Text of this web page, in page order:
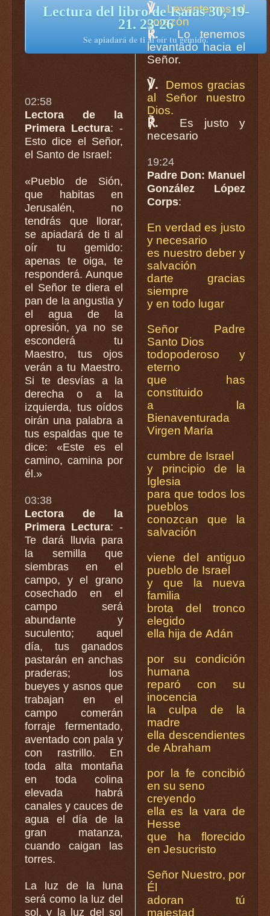
Lectura del libro de Isaías 30, 19-
21. 23-26
Se apiadará de ti al oír tu gemido.
02:58
Lectora de la
Primera Lectura: -
Esto dice el Señor,
el Santo de Israel:
«Pueblo de Sión,
que habitas en
Jerusalén, no
tendrás que llorar,
se apiadará de ti al
oír tu gemido:
apenas te oiga, te
responderá. Aunque
el Señor te diera el
pan de la angustia y
el agua de la
opresión, ya no se
esconderá tu
Maestro, tus ojos
verán a tu Maestro.
Si te desvías a la
derecha o a la
izquierda, tus oídos
oirán una palabra a
tus espaldas que te
dice: «Este es el
camino, camina por
él.»
03:38
Lectora de la
Primera Lectura: -
Te dará lluvia para
la semilla que
siembras en el
campo, y el grano
cosechado en el
campo será
abundante y
suculento; aquel
día, tus ganados
pastarán en anchas
praderas; los
bueyes y asnos que
trabajan en el
campo comerán
forraje fermentado,
aventado con pala y
con rastrillo. En
toda alta montaña
en toda colina
elevada habrá
canales y cauces de
agua el día de la
gran matanza,
cuando caigan las
torres.
La luz de la luna
será como la luz del
sol, y la luz del sol
℣.
Levantemos el
corazón
℟.
Lo tenemos
levantado hacia el
Señor.
℣.
Demos gracias
al Señor nuestro
Dios.
℟.
Es justo y
necesario
19:24
Padre Don: Manuel
González López
Corps:
En verdad es justo
y necesario
es nuestro deber y
salvación
darte gracias
siempre
y en todo lugar
Señor Padre
Santo Dios
todopoderoso y
eterno
que has
constituido
a la
Bienaventurada
Virgen María
cumbre de Israel
y principio de la
Iglesia
para que todos los
pueblos
conozcan que la
salvación
viene del antiguo
pueblo de Israel
y que la nueva
familia
brota del tronco
elegido
ella hija de Adán
por su condición
humana
reparó con su
inocencia
la culpa de la
madre
ella descendientes
de Abraham
por la fe concibió
en su seno
creyendo
ella es la vara de
Hesse
que ha florecido
en Jesucristo
Señor Nuestro, por
Él
adoran tú
majestad